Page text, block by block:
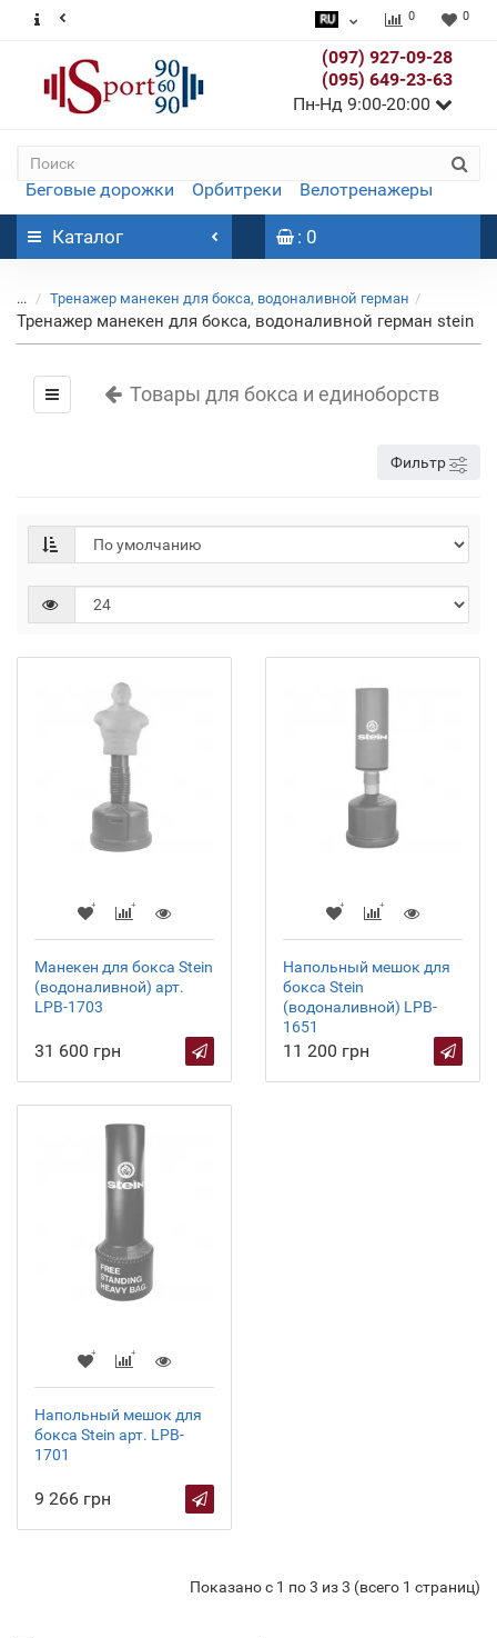
0 0
(097) 927-09-28
(095) 649-23-63
Пн-Нд 9:00-20:00
Беговые дорожки Орбитреки Велотренажеры
Каталог : 0
... Тренажер манекен для бокса, водоналивной герман
Тренажер манекен для бокса, водоналивной герман stein
Товары для бокса и единоборств
Фильтр
Манекен для бокса Stein
(водоналивной) арт.
LPB-1703
31 600 грн
Напольный мешок для
бокса Stein
(водоналивной) LPB-
1651
11 200 грн
Напольный мешок для
бокса Stein арт. LPB-
1701
9 266 грн
Показано с 1 по 3 из 3 (всего 1 страниц)